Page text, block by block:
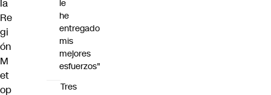
la
Re
gi
ón
M
et
op
le
he
entregado
mis
mejores
esfuerzos"
Tres